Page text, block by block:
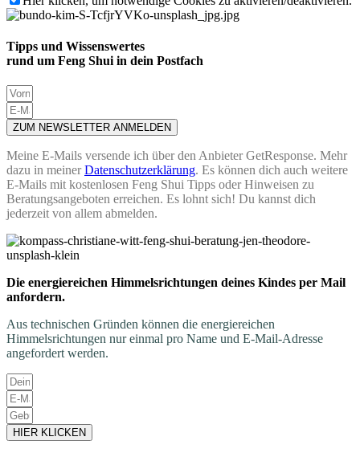
Tipps und Wissenswertes
rund um Feng Shui in dein Postfach
ZUM NEWSLETTER ANMELDEN
Meine E-Mails versende ich über den Anbieter GetResponse. Mehr
dazu in meinerDatenschutzerklärung. Es können dich auch weitere
E-Mails mit kostenlosen Feng Shui Tipps oder Hinweisen zu
Beratungsangeboten erreichen. Es lohnt sich! Du kannst dich
jederzeit von allem abmelden.
Die energiereichen Himmelsrichtungen deines Kindes per Mail
anfordern.
Aus technischen Gründen können die energiereichen
Himmelsrichtungen nur einmal pro Name und E-Mail-Adresse
angefordert werden.
HIER KLICKEN